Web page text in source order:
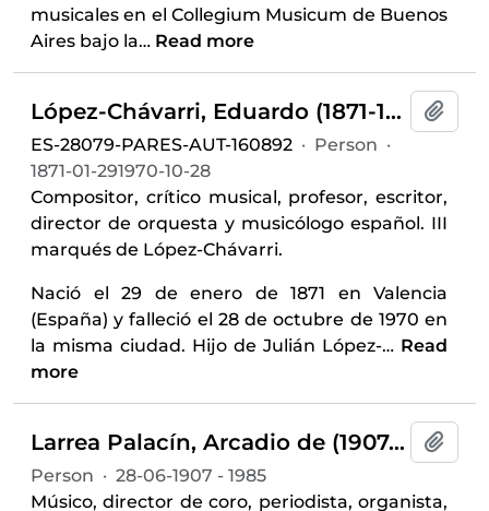
musicales en el Collegium Musicum de Buenos
Aires bajo la… Read more
López-Chávarri, Eduardo (1871-1970)
ES-28079-PARES-AUT-160892 · Person ·
1871-01-291970-10-28
Compositor, crítico musical, profesor, escritor,
director de orquesta y musicólogo español. III
marqués de López-Chávarri.
Nació el 29 de enero de 1871 en Valencia
(España) y falleció el 28 de octubre de 1970 en
la misma ciudad. Hijo de Julián López-… Read
more
Larrea Palacín, Arcadio de (1907-1985)
Person · 28-06-1907 - 1985
Músico, director de coro, periodista, organista,